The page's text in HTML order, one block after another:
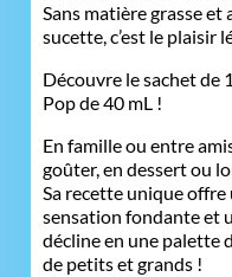
Sans matière grasse et
sucette, c’est le plaisir
Découvre le sachet de
Pop de 40 mL !
En famille ou entre
goûter, en dessert ou
Sa recette unique
sensation fondante et
décline en une palette
de petits et grands !